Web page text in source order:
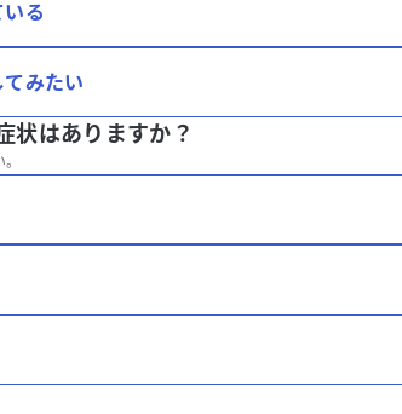
る
みたい
状はありますか？